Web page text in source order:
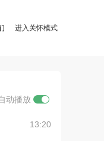
进入关怀模式
动播放
13:20